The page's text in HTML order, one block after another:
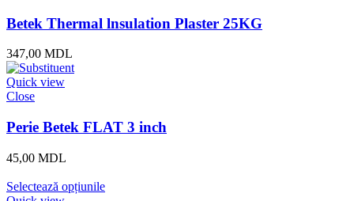
Betek Thermal lnsulation Plaster 25KG
347,00 MDL
Quick view
Close
Perie Betek FLAT 3 inch
45,00 MDL
Selectează opțiunile